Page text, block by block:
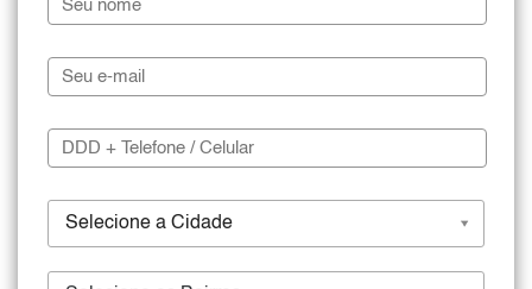
Selecione a Cidade